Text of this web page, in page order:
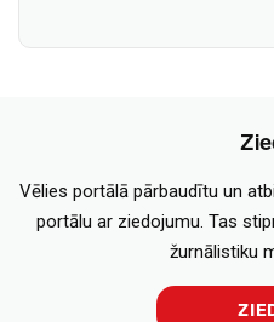
Vēlies portālā pārbaudītu un
portālu ar ziedojumu. Tas
žurnālistiku